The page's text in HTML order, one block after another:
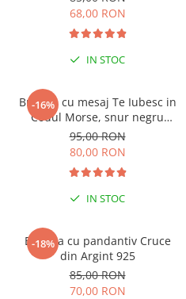
68,00 RON
IN STOC
-16%
Bratara cu mesaj Te Iubesc in
Codul Morse, snur negru
reglabil
95,00 RON
80,00 RON
IN STOC
-18%
Bratara cu pandantiv Cruce
din Argint 925
85,00 RON
70,00 RON